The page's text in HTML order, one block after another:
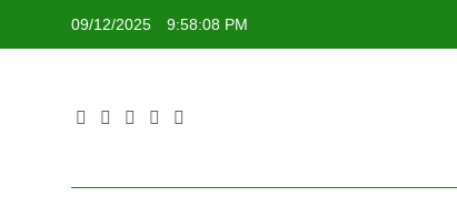
09/12/2025 9:58:09 PM